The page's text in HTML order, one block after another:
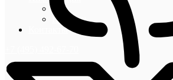
Блог
Новости
Контакты